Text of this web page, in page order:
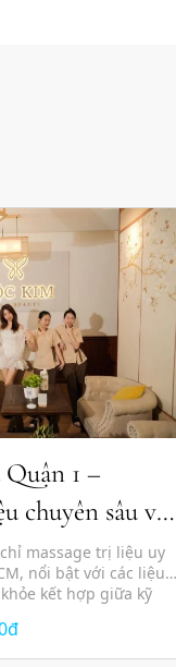
1 –
chuyên sâu và
Nhật
massage trị liệu uy
nổi bật với các liệu
kết hợp giữa kỹ
giãn mang cảm
liệu trình được thiết kế